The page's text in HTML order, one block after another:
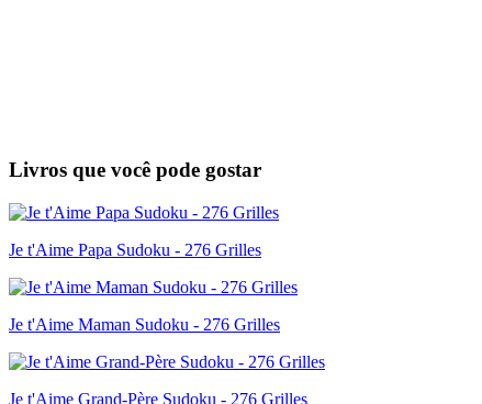
Livros que você pode gostar
Je t'Aime Papa Sudoku - 276 Grilles
Je t'Aime Maman Sudoku - 276 Grilles
Je t'Aime Grand-Père Sudoku - 276 Grilles